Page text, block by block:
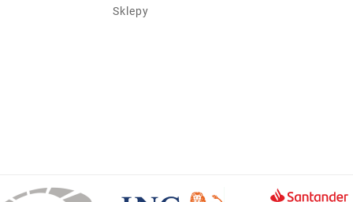
Sklepy